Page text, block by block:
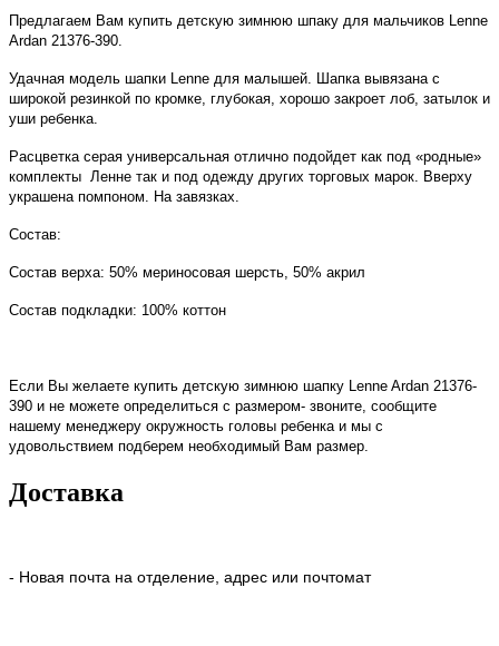
Предлагаем Вам купить детскую зимнюю шпаку для мальчиков Lenne
Ardan 21376-390.
Удачная модель шапки Lenne для малышей. Шапка вывязана с
широкой резинкой по кромке, глубокая, хорошо закроет лоб, затылок и
уши ребенка.
Расцветка серая универсальная отлично подойдет как под «родные»
комплекты Ленне так и под одежду других торговых марок. Вверху
украшена помпоном. На завязках.
Состав:
Состав верха: 50% мериносовая шерсть, 50% акрил
Состав подкладки: 100% коттон
Если Вы желаете купить детскую зимнюю шапку Lenne Ardan 21376-
390 и не можете определиться с размером- звоните, сообщите
нашему менеджеру окружность головы ребенка и мы с
удовольствием подберем необходимый Вам размер.
Доставка
- Новая почта на отделение, адрес или почтомат